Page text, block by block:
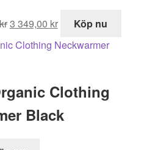
ursprungliga
priset
495,00 kr.
3 349,00 kr
nuvarande
priset
349,00 kr.
Köp nu
Clothing
Black